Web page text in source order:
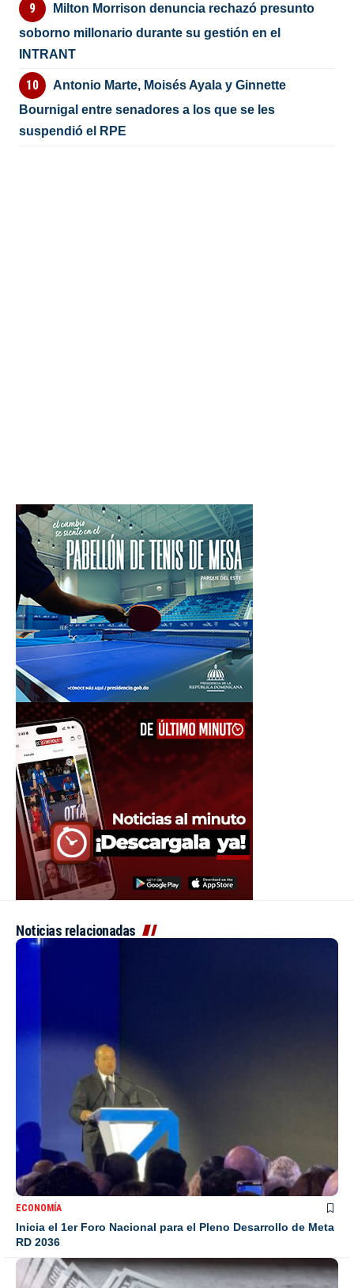
Milton Morrison denuncia rechazó presunto
soborno millonario durante su gestión en el
INTRANT
Antonio Marte, Moisés Ayala y Ginnette
Bournigal entre senadores a los que se les
suspendió el RPE
Noticias relacionadas
ECONOMÍA
Inicia el 1er Foro Nacional para el Pleno Desarrollo de Meta
RD 2036